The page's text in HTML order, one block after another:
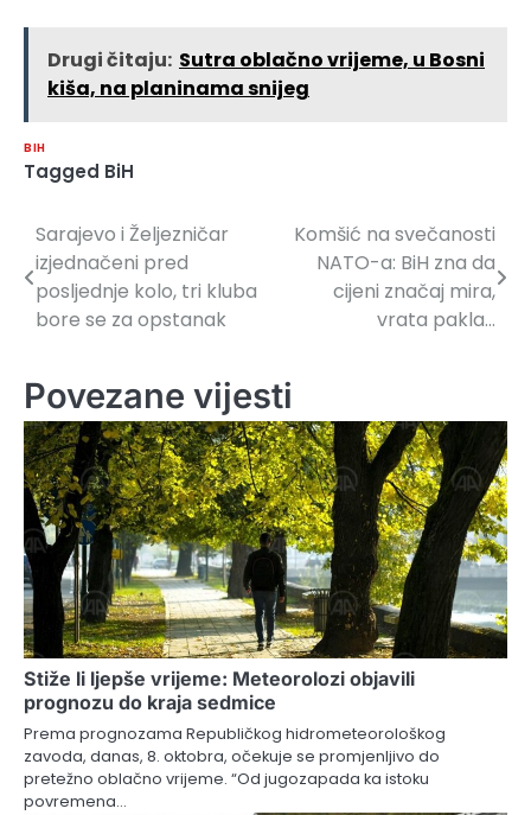
Drugi čitaju: Sutra oblačno vrijeme, u Bosni
kiša, na planinama snijeg
BIH
Tagged BiH
Navigacija
članaka
Sarajevo i Željezničar
izjednačeni pred
posljednje kolo, tri kluba
bore se za opstanak
Komšić na svečanosti
NATO-a: BiH zna da
cijeni značaj mira,
vrata pakla…
Povezane vijesti
Stiže li ljepše vrijeme: Meteorolozi objavili
prognozu do kraja sedmice
Prema prognozama Republičkog hidrometeorološkog
zavoda, danas, 8. oktobra, očekuje se promjenljivo do
pretežno oblačno vrijeme. “Od jugozapada ka istoku
povremena…